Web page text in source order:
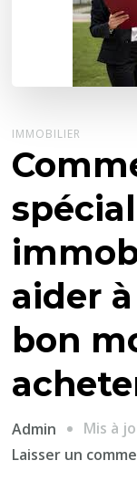
IMMOBILIER
aider
bon
Admin Mis à
Laisser un